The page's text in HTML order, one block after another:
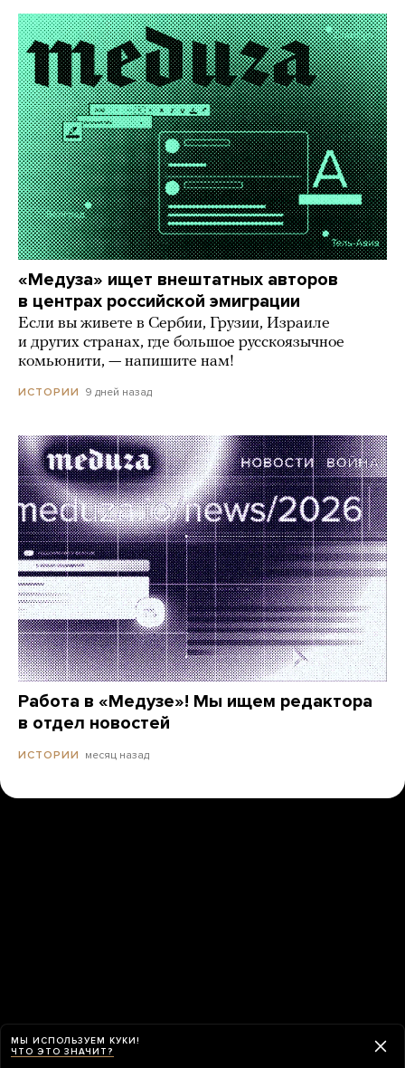
«Медуза» ищет внештатных авторов
в центрах российской эмиграции
Если вы живете в Сербии, Грузии, Израиле
и других странах, где большое русскоязычное
комьюнити, — напишите нам!
ИСТОРИИ 9 дней назад
Работа в «Медузе»! Мы ищем редактора
в отдел новостей
ИСТОРИИ месяц назад
МЫ ИСПОЛЬЗУЕМ КУКИ!
ЧТО ЭТО ЗНАЧИТ?